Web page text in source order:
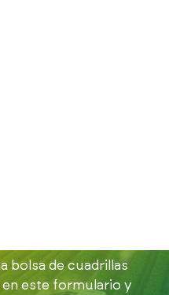
bolsa de cuadrillas
en este formulario y